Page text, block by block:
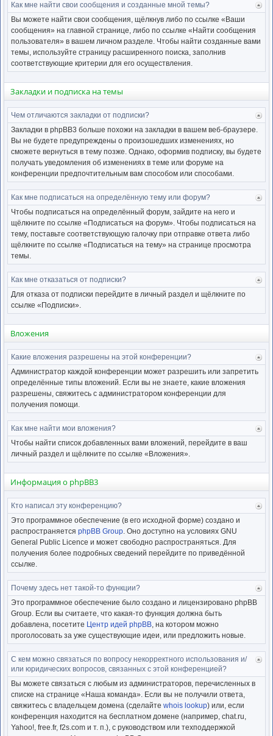
Как мне найти свои сообщения и созданные мной темы?
Вы можете найти свои сообщения, щёлкнув либо по ссылке «Ваши
сообщения» на главной странице, либо по ссылке «Найти сообщения
пользователя» в вашем личном разделе. Чтобы найти созданные вами
темы, используйте страницу расширенного поиска, заполнив
соответствующие критерии для его осуществления.
Закладки и подписка на темы
Чем отличаются закладки от подписки?
Закладки в phpBB3 больше похожи на закладки в вашем веб-браузере.
Вы не будете предупреждены о произошедших изменениях, но
сможете вернуться в тему позже. Однако, оформив подписку, вы будете
получать уведомления об изменениях в теме или форуме на
конференции предпочтительным вам способом или способами.
Как мне подписаться на определённую тему или форум?
Чтобы подписаться на определённый форум, зайдите на него и
щёлкните по ссылке «Подписаться на форум». Чтобы подписаться на
тему, поставьте соответствующую галочку при отправке ответа либо
щёлкните по ссылке «Подписаться на тему» на странице просмотра
темы.
Как мне отказаться от подписки?
Для отказа от подписки перейдите в личный раздел и щёлкните по
ссылке «Подписки».
Вложения
к
Какие вложения разрешены на этой конференции?
Администратор каждой конференции может разрешить или запретить
определённые типы вложений. Если вы не знаете, какие вложения
разрешены, свяжитесь с администратором конференции для
получения помощи.
Как мне найти мои вложения?
Чтобы найти список добавленных вами вложений, перейдите в ваш
личный раздел и щёлкните по ссылке «Вложения».
Информация о phpBB3
Кто написал эту конференцию?
Это программное обеспечение (в его исходной форме) создано и
распространяется phpBB Group. Оно доступно на условиях GNU
General Public Licence и может свободно распространяться. Для
получения более подробных сведений перейдите по приведённой
ссылке.
к
Почему здесь нет такой-то функции?
Это программное обеспечение было создано и лицензировано phpBB
Group. Если вы считаете, что какая-то функция должна быть
добавлена, посетите Центр идей phpBB, на котором можно
проголосовать за уже существующие идеи, или предложить новые.
С кем можно связаться по вопросу некорректного использования и/
или юридических вопросов, связанных с этой конференцией?
Вы можете связаться с любым из администраторов, перечисленных в
списке на странице «Наша команда». Если вы не получили ответа,
свяжитесь с владельцем домена (сделайте whois lookup) или, если
конференция находится на бесплатном домене (например, chat.ru,
Yahoo!, free.fr, f2s.com и т. п.), с руководством или техподдержкой